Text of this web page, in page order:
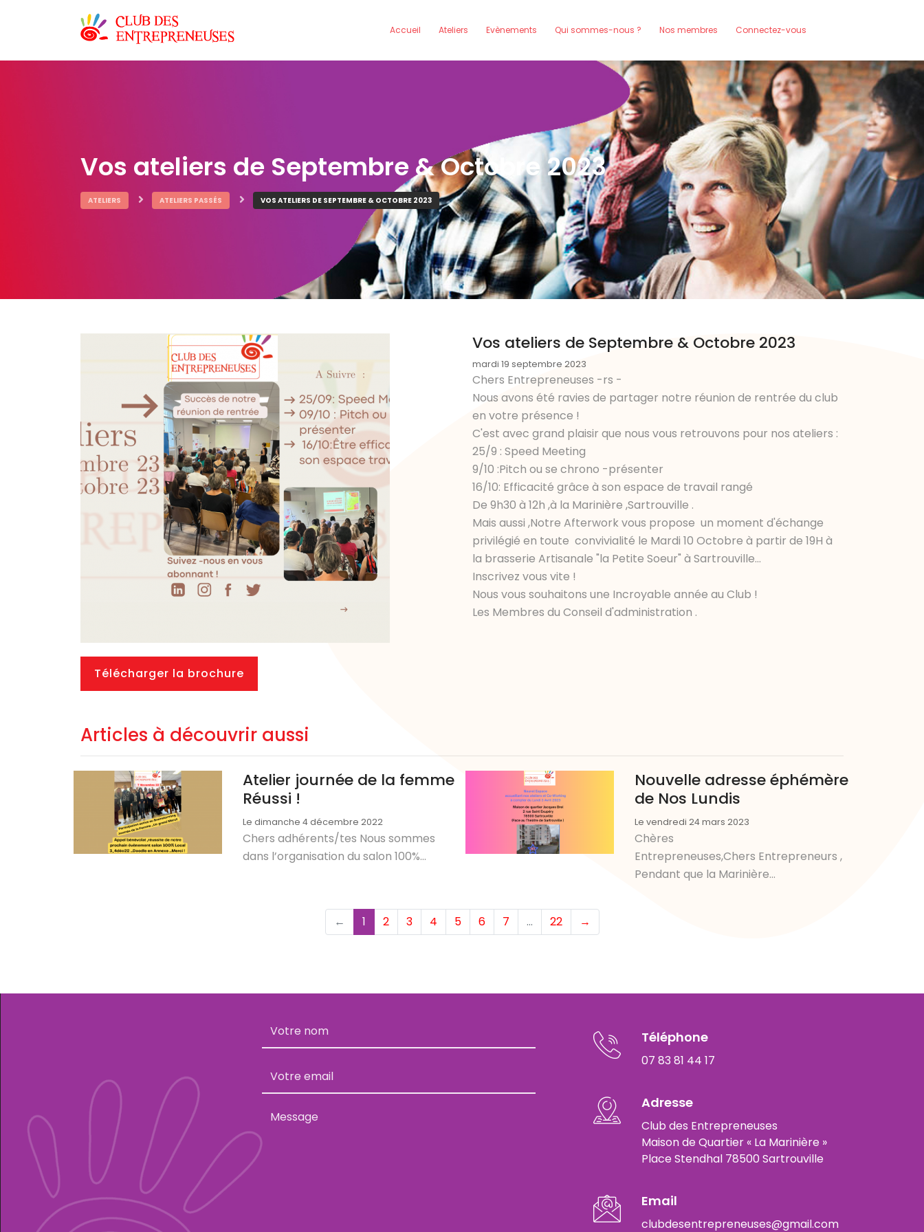
Accueil Ateliers Evènements Qui sommes-nous ? Nos membres Connectez-vous
Vos ateliers de Septembre & Octobre 2023
ATELIERS ATELIERS PASSÉS VOS ATELIERS DE SEPTEMBRE & OCTOBRE 2023
Télécharger la brochure
Vos ateliers de Septembre & Octobre 2023
mardi 19 septembre 2023
Chers Entrepreneuses -rs -
Nous avons été ravies de partager notre réunion de rentrée du club
en votre présence !
C'est avec grand plaisir que nous vous retrouvons pour nos ateliers :
25/9 : Speed Meeting
9/10 :Pitch ou se chrono -présenter
16/10: Efficacité grâce à son espace de travail rangé
De 9h30 à 12h ,à la Marinière ,Sartrouville .
Mais aussi ,Notre Afterwork vous propose un moment d'échange
privilégié en toute convivialité le Mardi 10 Octobre à partir de 19H à
la brasserie Artisanale "la Petite Soeur" à Sartrouville...
Inscrivez vous vite !
Nous vous souhaitons une Incroyable année au Club !
Les Membres du Conseil d'administration .
Articles à découvrir aussi
Atelier journée de la femme
Réussi !
Le dimanche 4 décembre 2022
Chers adhérents/tes Nous sommes
dans l’organisation du salon 100%...
Nouvelle adresse éphémère
de Nos Lundis
Le vendredi 24 mars 2023
Chères
Entrepreneuses,Chers Entrepreneurs ,
Pendant que la Marinière...
← 1(current)
2 3 4 5 6 7 … 22 →
Téléphone
07 83 81 44 17
Adresse
Club des Entrepreneuses
Maison de Quartier « La Marinière »
Place Stendhal 78500 Sartrouville
Email
clubdesentrepreneuses@gmail.com